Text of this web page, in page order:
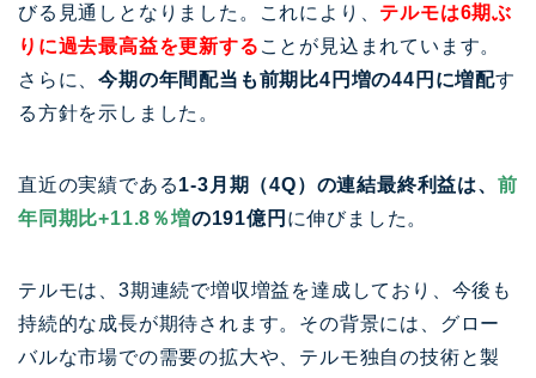
びる見通しとなりました。これにより、 テルモは6期ぶ
りに過去最高益を更新する ことが見込まれています。
さらに、今期の年間配当も前期比4円増の44円に増配す
る方針を示しました。
直近の実績である1-3月期（4Q）の連結最終利益は、 前
年同期比+11.8％増の191億円 に伸びました。
テルモは、3期連続で増収増益を達成しており、今後も
持続的な成長が期待されます。その背景には、グロー
バルな市場での需要の拡大や、テルモ独自の技術と製